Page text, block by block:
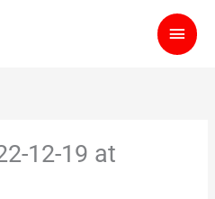
12-19 at